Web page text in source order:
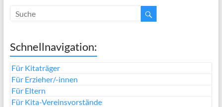
Schnellnavigation:
Für Kitaträger
Für Erzieher/-innen
Für Eltern
Für Kita-Vereinsvorstände